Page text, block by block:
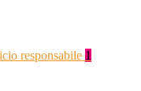
responsabile 1